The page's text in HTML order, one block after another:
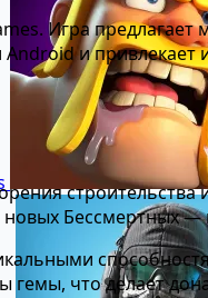
Игра
и привлекает
строительства
Бессмертных
что делает